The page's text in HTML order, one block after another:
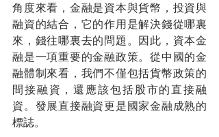
角度來看，金融是資本與貨幣，投資與
融資的結合，它的作用是解決錢從哪裏
來，錢往哪裏去的問題。因此，資本金
融是一項重要的金融政策。從中國的金
融體制來看，我們不僅包括貨幣政策的
間接融資，還應該包括股市的直接融
資。發展直接融資更是國家金融成熟的
標誌。